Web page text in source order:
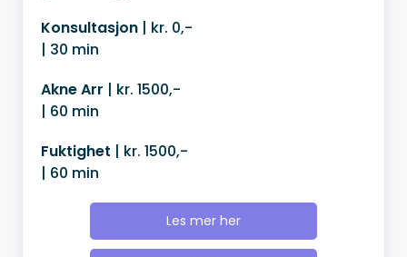
Konsultasjon | kr. 0,-
| 30 min
Akne Arr | kr. 1500,-
| 60 min
Fuktighet | kr. 1500,-
| 60 min
Les mer her